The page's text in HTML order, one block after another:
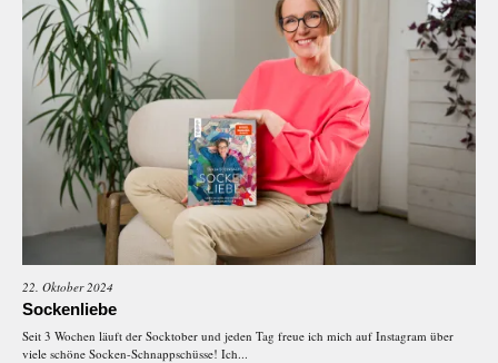
22. Oktober 2024
Sockenliebe
Seit 3 Wochen läuft der Socktober und jeden Tag freue ich mich auf Instagram über
viele schöne Socken-Schnappschüsse! Ich...